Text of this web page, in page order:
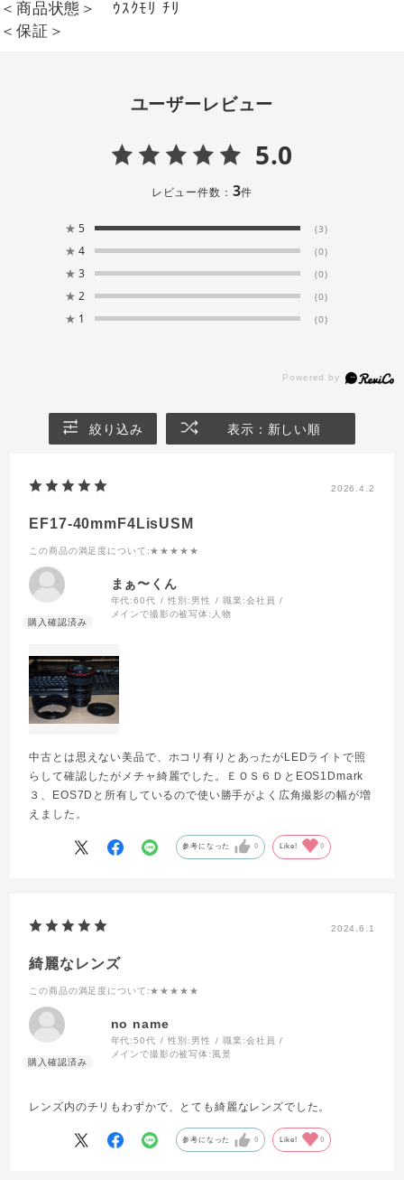
＜商品状態＞ ｳｽｸﾓﾘ ﾁﾘ
＜保証＞
ユーザーレビュー
5.0
レビュー件数： 3件
★ 5 (3)
★ 4 (0)
★ 3 (0)
★ 2 (0)
★ 1 (0)
絞り込み 表示：新しい順
2026.4.2
EF17-40mmF4LisUSM
この商品の満足度について :★★★★★
まぁ〜くん
年代:60代 性別: 男性 職業:会社員
メインで撮影の被写体: 人物
中古とは思えない美品で、ホコリ有りとあったがLEDライトで照
らして確認したがメチャ綺麗でした。ＥＯＳ６ＤとEOS1Dmark
３、EOS7Dと所有しているので使い勝手がよく広角撮影の幅が増
えました。
参考になった 0 Like! 0
2024.6.1
綺麗なレンズ
この商品の満足度について :★★★★★
no name
年代:50代 性別: 男性 職業:会社員
メインで撮影の被写体: 風景
レンズ内のチリもわずかで、とても綺麗なレンズでした。
参考になった 0 Like! 0